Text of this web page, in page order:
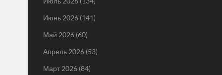
Июнь 2026 (141)
Май 2026 (60)
Апрель 2026 (53)
Март 2026 (84)